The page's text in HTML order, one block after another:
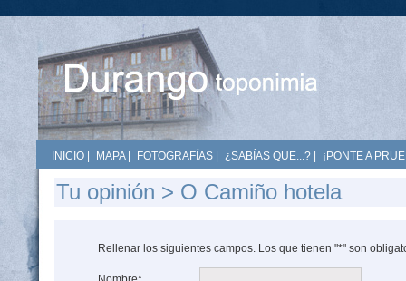
INICIO MAPA| FOTOGRAFÍAS ¿SABÍAS QUE...? ¡PONTE A
Tu opinión > O Camiño hotela
Rellenar los siguientes campos. Los que tienen "*" son